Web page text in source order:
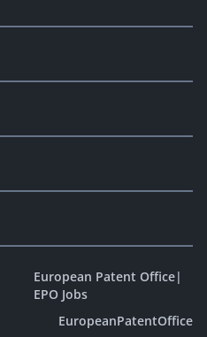
European Patent Office|
EPO Jobs
EuropeanPatentOffice